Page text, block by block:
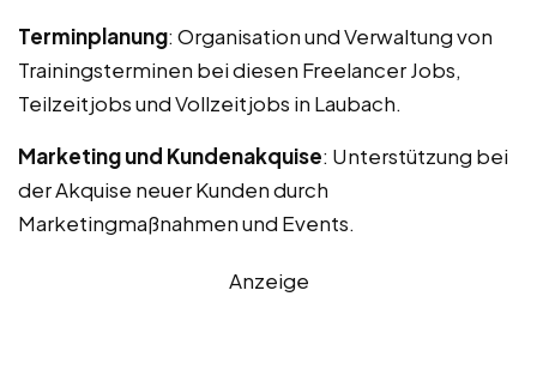
Terminplanung: Organisation und Verwaltung von
Trainingsterminen bei diesen Freelancer Jobs,
Teilzeitjobs und Vollzeitjobs in Laubach.
Marketing und Kundenakquise: Unterstützung bei
der Akquise neuer Kunden durch
Marketingmaßnahmen und Events.
Anzeige